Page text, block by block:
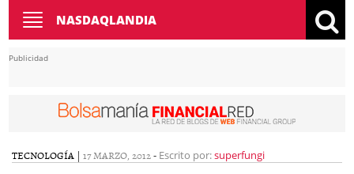
Toggle
navigation
NASDAQLANDIA
Publicidad
TECNOLOGÍA | 17 MARZO, 2012- Escrito por:superfungi